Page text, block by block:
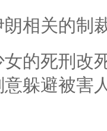
相关的制
的死刑改
躲避被害